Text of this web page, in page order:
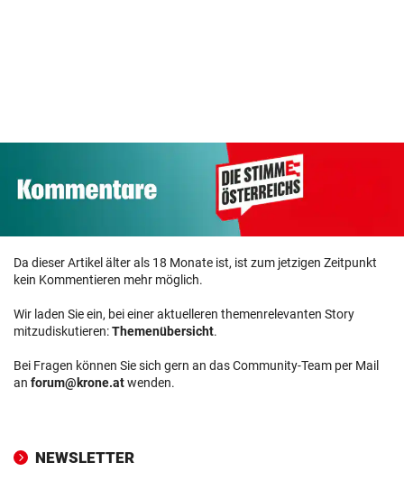
Da dieser Artikel älter als 18 Monate ist, ist zum jetzigen Zeitpunkt
kein Kommentieren mehr möglich.
Wir laden Sie ein, bei einer aktuelleren themenrelevanten Story
mitzudiskutieren:Themenübersicht.
Bei Fragen können Sie sich gern an das Community-Team per Mail
an forum@krone.atwenden.
NEWSLETTER